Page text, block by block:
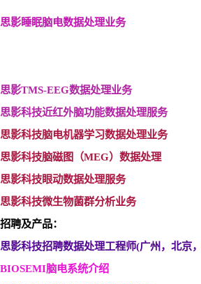
思影睡眠脑电数据处理业务
思影TMS-EEG数据处理业务
思影科技近红外脑功能数据处理服务
思影科技脑电机器学习数据处理业务
思影科技脑磁图（MEG）数据处理
思影科技眼动数据处理服务
思影科技微生物菌群分析业务
招聘及产品：
思影科技招聘数据处理工程师(广州，北京
BIOSEMI脑电系统介绍